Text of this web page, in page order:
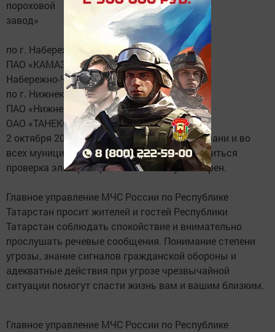
пороховой
завод»
по г. Набережные Челны:
ПАО «КАМАЗ»
Набережно-Челнинская ТЭЦ
по г. Нижнекамску:
ПАО «Нижнекамскнефтехим»
ОАО «ТАНЕКО»
2 октября 2019 года с 10.00 до 10.30 в г. Казани и во
всех муниципальных районах будет проводиться
проверка электросирен С-40 без запуска сирен.
Главное управление МЧС России по Республике
Татарстан просит жителей и гостей Республики
Татарстан соблюдать спокойствие и внимательно
прослушать речевые сообщения. Понимание степени
угрозы, знание сигналов гражданской обороны и
адекватные действия при угрозе чрезвычайной
ситуации помогут спасти жизнь вам и вашим близким.
Главное управление МЧС России по Республике